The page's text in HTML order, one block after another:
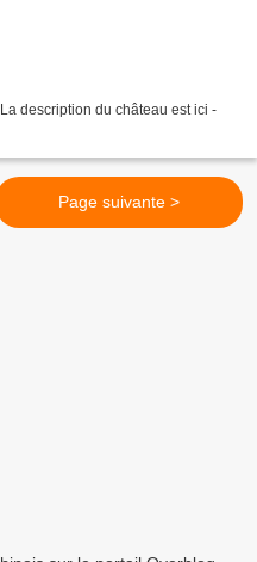
description du château est ici -
Page suivante >